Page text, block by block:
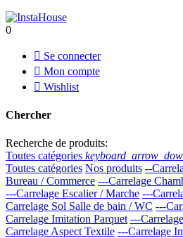
0
 Se connecter
 Mon compte
 Wishlist
Chercher
Recherche de produits:
Toutes catégories
Toutes catégories Nos produits --
Bureau / Commerce ---Carrelage
---Carrelage Escalier / Marche ---
Carrelage Sol Salle de bain / WC ---
Carrelage Imitation Parquet ---
Carrelage Aspect Textile ---Carrelage